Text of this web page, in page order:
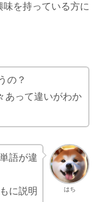
を持っている方に
の？
あって違いがわか
はち
語が違
に説明